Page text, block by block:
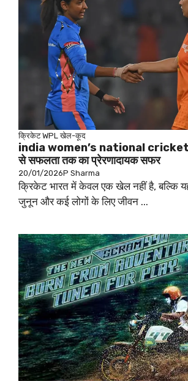
क्रिकेट WPL खेल-कूद
india women’s national cricket
से सफलता तक का प्रेरणादायक सफर
20/01/2026P Sharma
क्रिकेट भारत में केवल एक खेल नहीं है, बल्कि
जुनून और कई लोगों के लिए जीवन ...